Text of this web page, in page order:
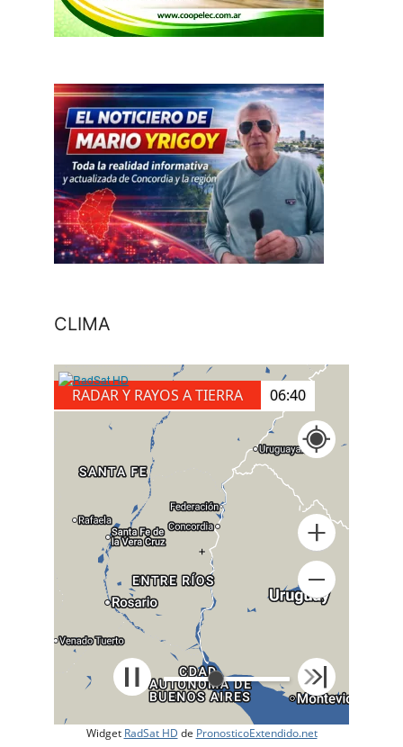
CLIMA
RADAR Y RAYOS A TIERRA 06:50
+
Widget RadSat HD de PronosticoExtendido.net